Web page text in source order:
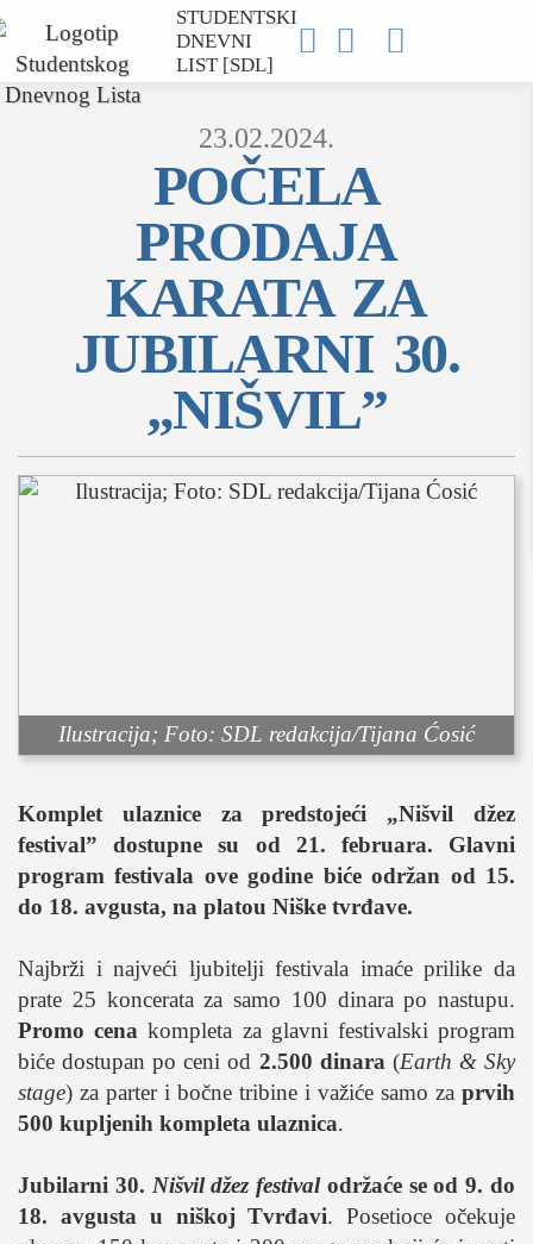
STUDENTSKI
DNEVNI
LIST [SDL]
  
MOJ SDL
prijava
društvo
kultura
ostali sportovi
zabava
muzika
putovanja
moda i stil
studenti
organizacije
konkursi
fakulteti
studentski život
zdravlje
kolumna
sdl podkast
23.02.2024.
POČELA
PRODAJA
KARATA ZA
JUBILARNI 30.
„NIŠVIL”
Ilustracija; Foto: SDL redakcija/Tijana Ćosić
Komplet ulaznice za predstojeći „Nišvil džez
festival” dostupne su od 21. februara. Glavni
program festivala ove godine biće održan od 15.
do 18. avgusta, na platou Niške tvrđave.
Najbrži i najveći ljubitelji festivala imaće prilike da
prate 25 koncerata za samo 100 dinara po nastupu.
Promo cena kompleta za glavni festivalski program
biće dostupan po ceni od 2.500 dinara (Earth & Sky
stage) za parter i bočne tribine i važiće samo za prvih
500 kupljenih kompleta ulaznica.
Jubilarni 30. Nišvil džez festivalodržaće se od 9. do
18. avgusta u niškoj Tvrđavi. Posetioce očekuje